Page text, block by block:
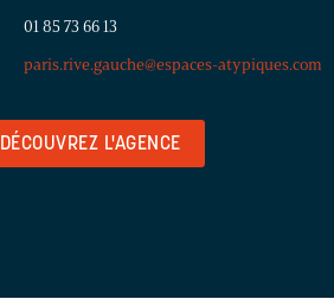
01 85 73 66 13
paris.rive.gauche@espaces-atypiques.com
DÉCOUVREZ L'AGENCE